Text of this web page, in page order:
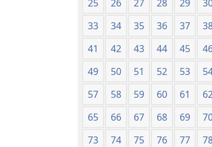
25
26 27 28 29
33
34 35 36 37
41
42 43 44 45
49
50 51 52 53
57
58 59 60 61
65
66 67 68 69
73
74 75 76 77